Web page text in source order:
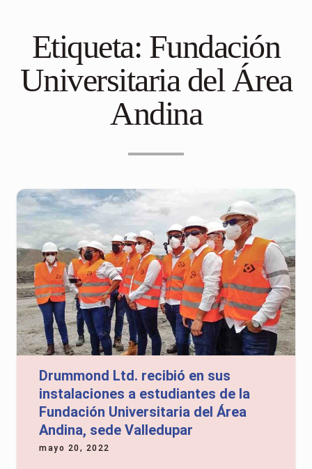
Etiqueta: Fundación
Universitaria del Área
Andina
Drummond Ltd. recibió en sus
instalaciones a estudiantes de la
Fundación Universitaria del Área
Andina, sede Valledupar
mayo 20, 2022